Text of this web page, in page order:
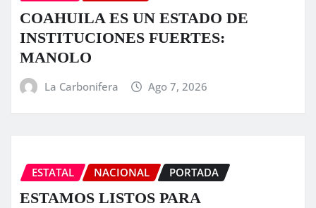
COAHUILA ES UN ESTADO DE
INSTITUCIONES FUERTES:
MANOLO
La Carbonifera Ago 7, 2026
ESTATAL NACIONAL PORTADA
ESTAMOS LISTOS PARA